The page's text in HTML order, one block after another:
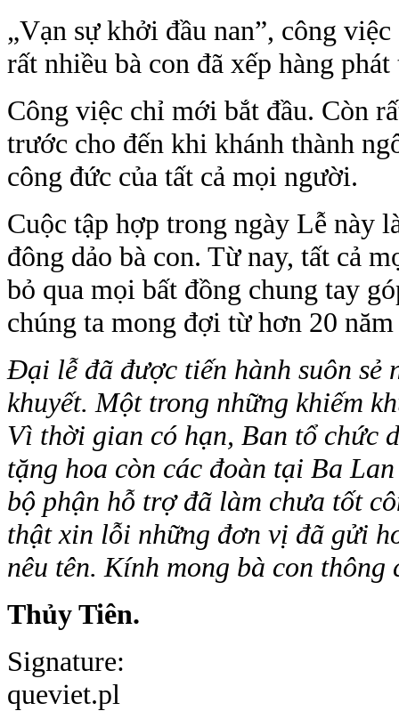
„Vạn sự khởi đầu nan”, công
rất nhiều bà con đã xếp hàng
Công việc chỉ mới bắt đầu. Còn
trước cho đến khi khánh thành
công đức của tất cả mọi người.
Cuộc tập hợp trong ngày Lễ này
đông dảo bà con. Từ nay, tất cả
bỏ qua mọi bất đồng chung tay
chúng ta mong đợi từ hơn 20 năm
Đại lễ đã được tiến hành suôn sẻ
khuyết. Một trong những khiếm
Vì thời gian có hạn, Ban tổ chức
tặng hoa còn các đoàn tại Ba
bộ phận hỗ trợ đã làm chưa tốt
thật xin lỗi những đơn vị đã gửi
nêu tên. Kính mong bà con thông
Thủy Tiên.
Signature:
queviet.pl